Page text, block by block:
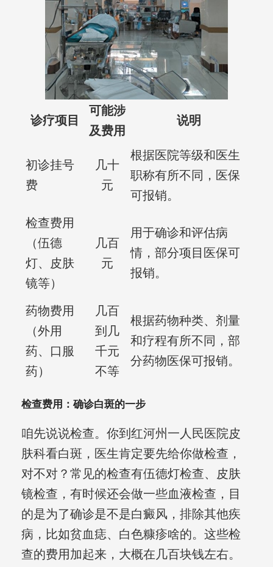
诊疗项目
可能涉
及费用
说明
初诊挂号
费
几十
元
根据医院等级和医生
职称有所不同，医保
可报销。
检查费用
（伍德
灯、皮肤
镜等）
几百
元
用于确诊和评估病
情，部分项目医保可
报销。
药物费用
（外用
药、口服
药）
几百
到几
千元
不等
根据药物种类、剂量
和疗程有所不同，部
分药物医保可报销。
检查费用：确诊白斑的一步
咱先说说检查。你到红河州一人民医院皮
肤科看白斑，医生肯定要先给你做检查，
对不对？常见的检查有伍德灯检查、皮肤
镜检查，有时候还会做一些血液检查，目
的是为了确诊是不是白癜风，排除其他疾
病，比如贫血痣、白色糠疹啥的。这些检
查的费用加起来，大概在几百块钱左右。